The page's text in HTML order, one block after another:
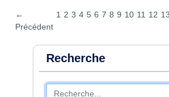
←
Précédent
1 2 3 4 5 6 7 8 9 10 11 12 13
Recherche